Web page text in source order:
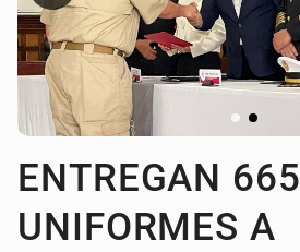
ENTREGAN 665
UNIFORMES A